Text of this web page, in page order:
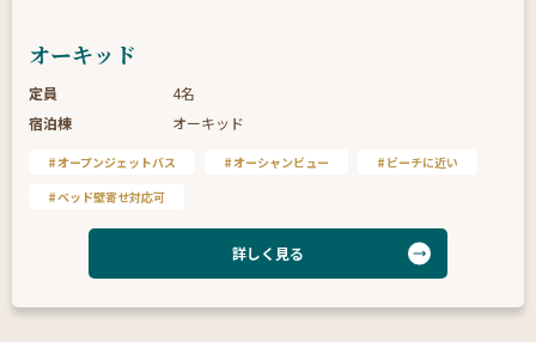
オーキッド
定員
4名
宿泊棟
オーキッド
オープンジェットバス オーシャンビュー
ビーチに近い
ベッド壁寄せ対応可
詳しく見る